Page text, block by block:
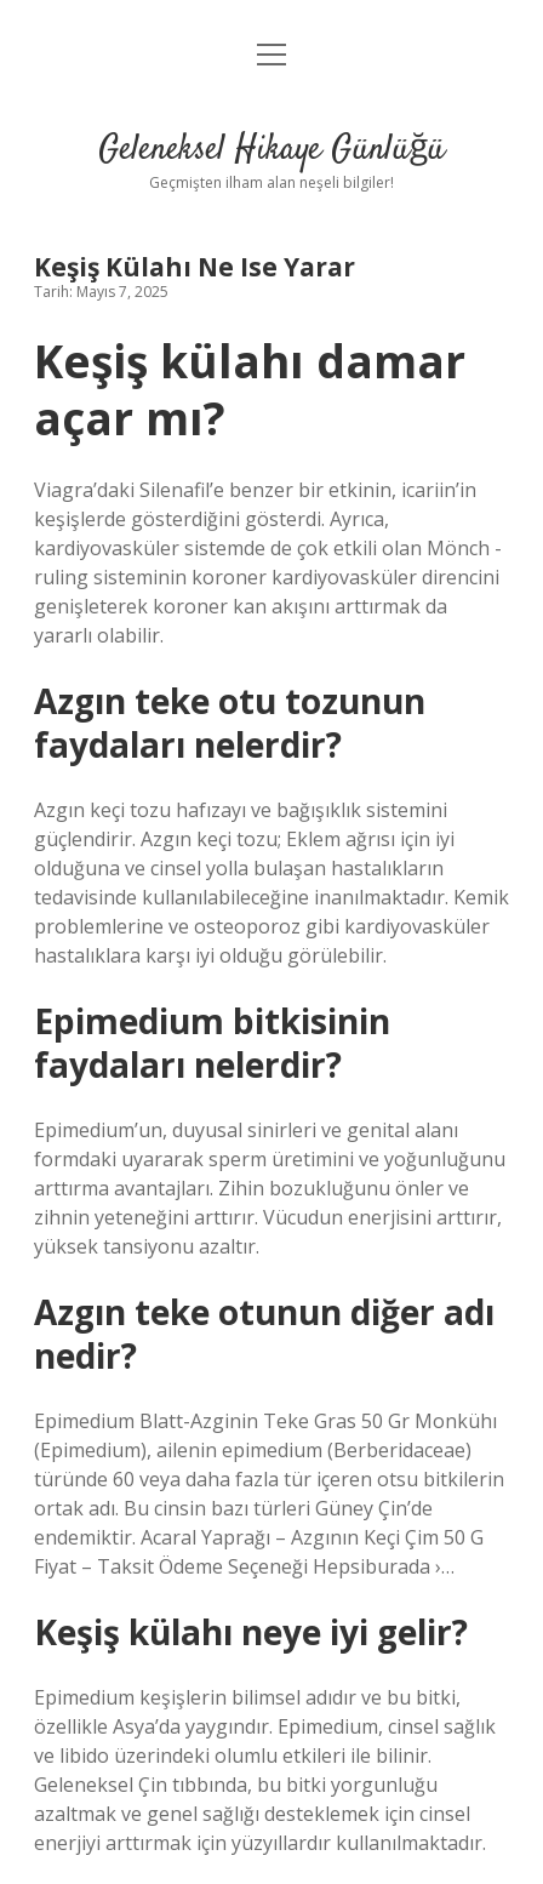
Anasayfa
Yasal Uyarı
menüyü
Geleneksel Hikaye Günlüğü
Geçmişten ilham alan neşeli bilgiler!
Keşiş Külahı Ne Ise Yarar
Tarih: Mayıs 7, 2025
Keşiş külahı damar
açar mı?
Viagra’daki Silenafil’e benzer bir etkinin, icariin’in
keşişlerde gösterdiğini gösterdi. Ayrıca,
kardiyovasküler sistemde de çok etkili olan Mönch -
ruling sisteminin koroner kardiyovasküler direncini
genişleterek koroner kan akışını arttırmak da
yararlı olabilir.
Azgın teke otu tozunun
faydaları nelerdir?
Azgın keçi tozu hafızayı ve bağışıklık sistemini
güçlendirir. Azgın keçi tozu; Eklem ağrısı için iyi
olduğuna ve cinsel yolla bulaşan hastalıkların
tedavisinde kullanılabileceğine inanılmaktadır. Kemik
problemlerine ve osteoporoz gibi kardiyovasküler
hastalıklara karşı iyi olduğu görülebilir.
Epimedium bitkisinin
faydaları nelerdir?
Epimedium’un, duyusal sinirleri ve genital alanı
formdaki uyararak sperm üretimini ve yoğunluğunu
arttırma avantajları. Zihin bozukluğunu önler ve
zihnin yeteneğini arttırır. Vücudun enerjisini arttırır,
yüksek tansiyonu azaltır.
Azgın teke otunun diğer adı
nedir?
Epimedium Blatt-Azginin Teke Gras 50 Gr Monkühı
(Epimedium), ailenin epimedium (Berberidaceae)
türünde 60 veya daha fazla tür içeren otsu bitkilerin
ortak adı. Bu cinsin bazı türleri Güney Çin’de
endemiktir. Acaral Yaprağı – Azgının Keçi Çim 50 G
Fiyat – Taksit Ödeme Seçeneği Hepsiburada ›…
Keşiş külahı neye iyi gelir?
Epimedium keşişlerin bilimsel adıdır ve bu bitki,
özellikle Asya’da yaygındır. Epimedium, cinsel sağlık
ve libido üzerindeki olumlu etkileri ile bilinir.
Geleneksel Çin tıbbında, bu bitki yorgunluğu
azaltmak ve genel sağlığı desteklemek için cinsel
enerjiyi arttırmak için yüzyıllardır kullanılmaktadır.